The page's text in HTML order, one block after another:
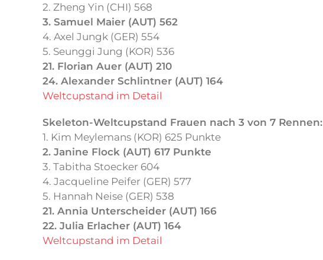
2. Zheng Yin (CHI) 568
3. Samuel Maier (AUT) 562
4. Axel Jungk (GER) 554
5. Seunggi Jung (KOR) 536
21. Florian Auer (AUT) 210
24. Alexander Schlintner (AUT) 164
Weltcupstand im Detail
Skeleton-Weltcupstand Frauen nach 3 von 7 Rennen:
1. Kim Meylemans (KOR) 625 Punkte
2. Janine Flock (AUT) 617 Punkte
3. Tabitha Stoecker 604
4. Jacqueline Peifer (GER) 577
5. Hannah Neise (GER) 538
21. Annia Unterscheider (AUT) 166
22. Julia Erlacher (AUT) 164
Weltcupstand im Detail